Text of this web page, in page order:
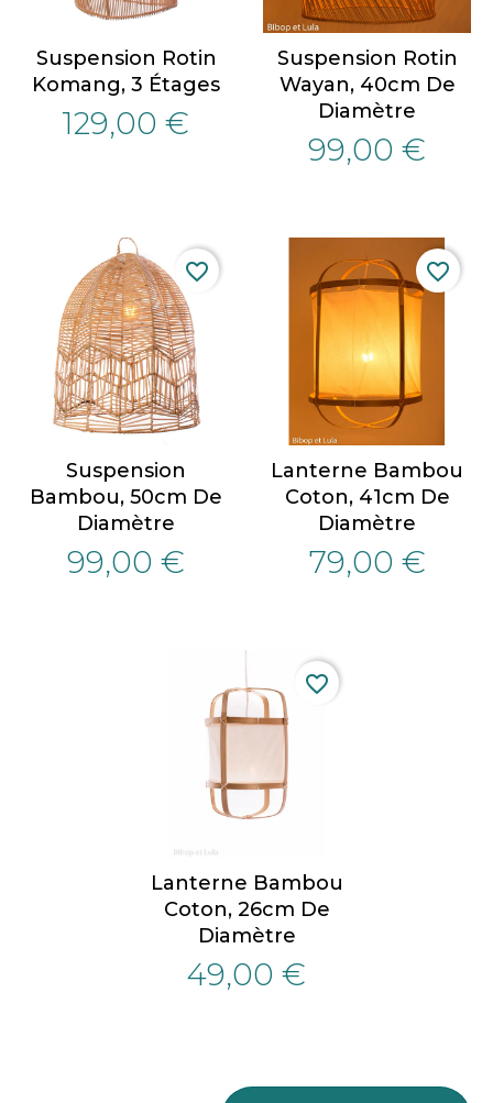
Suspension Rotin
Komang, 3 Étages
129,00 €
Suspension Rotin
Wayan, 40cm De
Diamètre
99,00 €
Suspension
Bambou, 50cm De
Diamètre
99,00 €
favorite_border
Lanterne Bambou
Coton, 41cm De
Diamètre
79,00 €
favorite_border
Lanterne Bambou
Coton, 26cm De
Diamètre
49,00 €
favorite_border